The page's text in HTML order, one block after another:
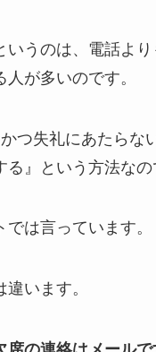
いうのは、電話よ
が多いのです。
つ失礼にあたらな
る』という方法なの
は言っています。
います。